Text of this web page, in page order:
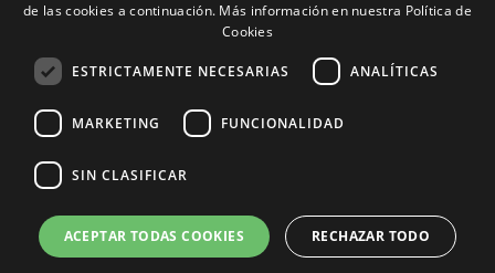
+(34) 976 462 121
© Lecitrailer S.A. 2026
de las cookies a continuación. Más información en nuestra Política de
Cookies
ESTRICTAMENTE NECESARIAS ANALÍTICAS
MARKETING FUNCIONALIDAD
SIN CLASIFICAR
ACEPTAR TODAS COOKIES RECHAZAR TODO